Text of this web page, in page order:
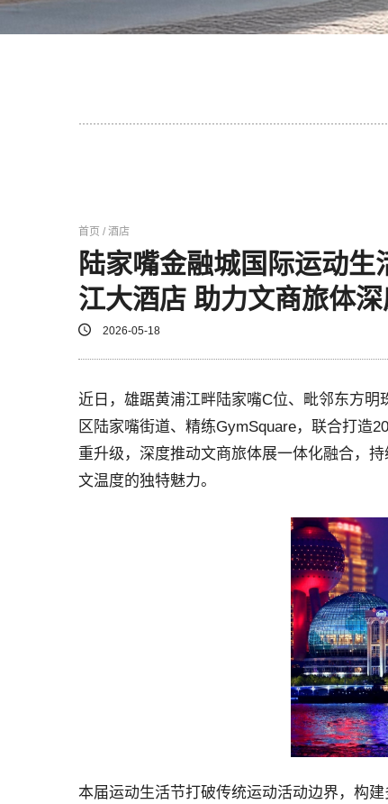
首页 / 酒店
陆家嘴金融城国际运动
江大酒店 助力文商旅体
2026-05-18
近日，雄踞黄浦江畔陆家嘴C位、毗邻东方
区陆家嘴街道、精练GymSquare，联合打造
重升级，深度推动文商旅体展一体化融合，
文温度的独特魅力。
本届运动生活节打破传统运动活动边界，构